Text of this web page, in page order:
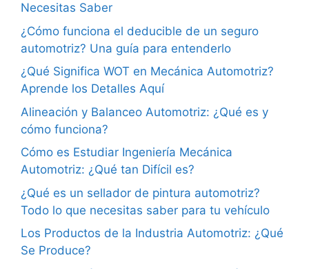
Necesitas Saber
¿Cómo funciona el deducible de un seguro
automotriz? Una guía para entenderlo
¿Qué Significa WOT en Mecánica Automotriz?
Aprende los Detalles Aquí
Alineación y Balanceo Automotriz: ¿Qué es y
cómo funciona?
Cómo es Estudiar Ingeniería Mecánica
Automotriz: ¿Qué tan Difícil es?
¿Qué es un sellador de pintura automotriz?
Todo lo que necesitas saber para tu vehículo
Los Productos de la Industria Automotriz: ¿Qué
Se Produce?